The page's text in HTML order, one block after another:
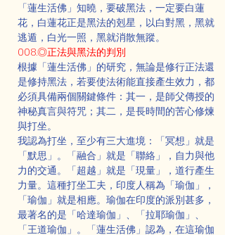
「蓮生活佛」知曉，要破黑法，一定要白蓮
花，白蓮花正是黑法的剋星，以白對黑，黑就
逃遁，白光一照，黑就消散無蹤。
008.◎正法與黑法的判別
根據「蓮生活佛」的研究，無論是修行正法還
是修持黑法，若要使法術能直接產生效力，都
必須具備兩個關鍵條件：其一，是師父傳授的
神秘真言與符咒；其二，是長時間的苦心修煉
與打坐。
我認為打坐，至少有三大進境：「冥想」就是
「默思」。「融合」就是「聯絡」，自力與他
力的交通。「超越」就是「現量」，道行產生
力量。這種打坐工夫，印度人稱為「瑜伽」，
「瑜伽」就是相應。瑜伽在印度的派別甚多，
最著名的是「哈達瑜伽」、「拉耶瑜伽」、
「王道瑜伽」。「蓮生活佛」認為，在這瑜伽